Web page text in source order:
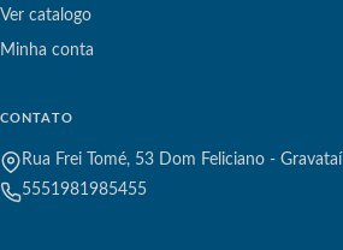
Ver catalogo
Minha conta
CONTATO
Rua Frei Tomé, 53 Dom Feliciano - Gravataí
5551981985455